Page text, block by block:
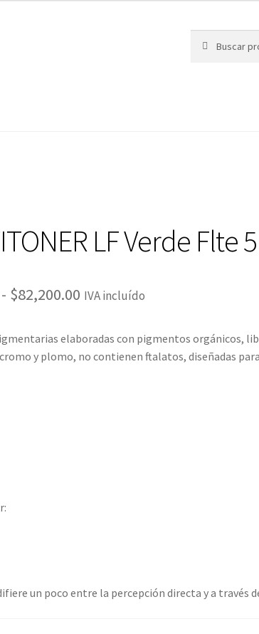
por:
LF Verde Flte
- $82,200.00Rango
precios:
IVA incluído
elaboradas con pigmentos orgánicos,
y plomo, no contienen ftalatos, diseñadas
un poco entre la percepción directa y a través